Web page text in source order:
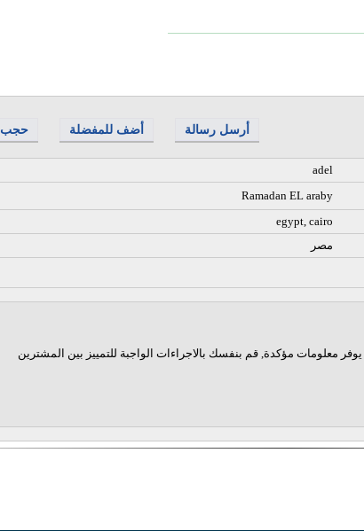
حجب أضف للمفضلة أرسل رسالة
adel
Ramadan EL araby
egypt, cairo
مصر
معلومات مؤكدة, قم بنفسك بالاجراءات الواجبة للتمييز بين المشترين